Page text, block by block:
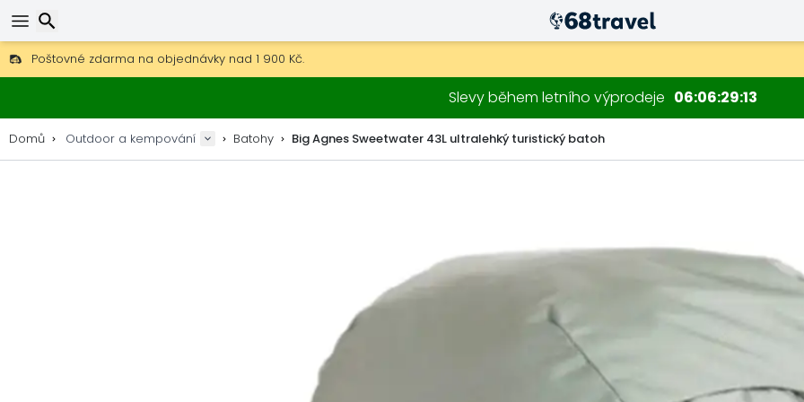
Poštovné zdarma na objednávky nad 1 900 Kč.
30 dní na vrácení, 90 dní na dřevěné mapy a dekorace.
Nejlepší ceny na outdoor vybavení a doplňky.
Slevy během letního výprodeje 06 06 29 12
Domů Outdoor a kempování Batohy Big Agnes Sweetwater 43L ultralehký turistický batoh